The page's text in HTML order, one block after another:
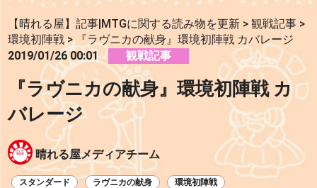
【晴れる屋】記事|MTGに関する読み物を更新 >観戦記事 >
環境初陣戦> 『ラヴニカの献身』環境初陣戦 カバレージ
2019/01/26 00:01
観戦記事
『ラヴニカの献身』環境初陣戦 カ
バレージ
晴れる屋メディアチーム
スタンダード ラヴニカの献身 環境初陣戦